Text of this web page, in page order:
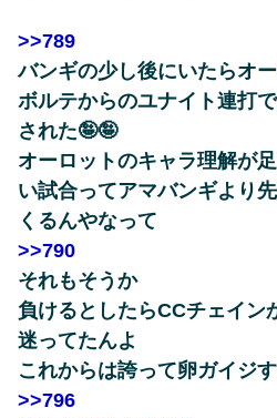
>>789
バンギの少し後にいたらオ
ボルテからのユナイト連打
された🤪🤪
オーロットのキャラ理解が
い試合ってアマバンギより
くるんやなって
>>790
それもそうか
負けるとしたらCCチェイン
迷ってたんよ
これからは誇って卵ガイジ
>>796